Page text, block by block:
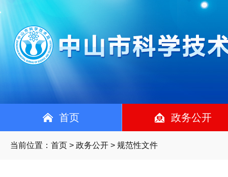
首页 政务公开
当前位置： 首页 > 政务公开 > 规范性文件